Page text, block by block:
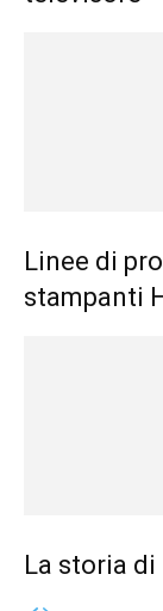
Linee di
stampanti
La storia di